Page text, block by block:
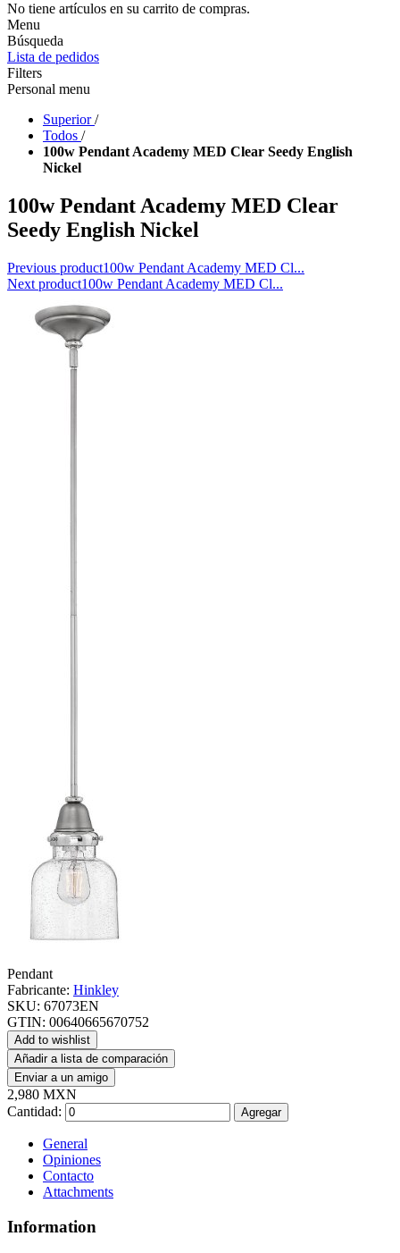
No tiene artículos en su carrito de compras.
Menu
Búsqueda
Lista de pedidos
Filters
Personal menu
Superior /
Todos /
100w Pendant Academy MED Clear Seedy English
Nickel
100w Pendant Academy MED Clear
Seedy English Nickel
Previous product100w Pendant Academy MED Cl...
Next product100w Pendant Academy MED Cl...
Pendant
Fabricante: Hinkley
SKU: 67073EN
GTIN: 00640665670752
Add to wishlist
Añadir a lista de comparación
Enviar a un amigo
2,980 MXN
Cantidad:
Agregar
General
Opiniones
Contacto
Attachments
Information